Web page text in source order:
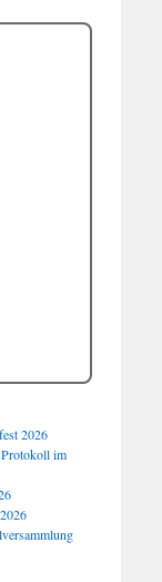
2026
im